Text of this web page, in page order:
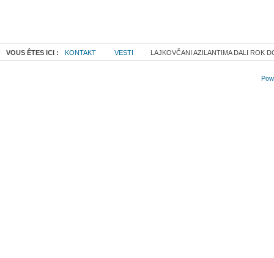
VOUS ÊTES ICI : KONTAKT VESTI LAJKOVČANI AZILANTIMA DALI ROK